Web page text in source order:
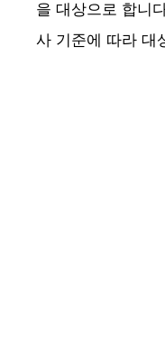
을 대상으로 합니
사 기준에 따라 대